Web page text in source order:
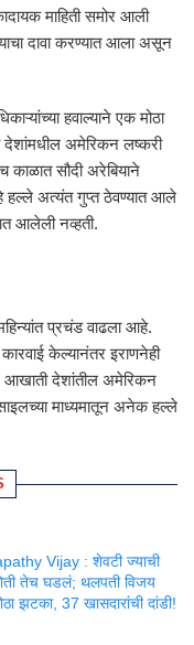
माहिती समोर आली
दावा करण्यात आला असून
हवाल्याने एक मोठा
देशांमधील अमेरिकन लष्करी
काळात सौदी अरेबियाने
हल्ले अत्यंत गुप्त ठेवण्यात आले
आलेली नव्हती.
प्रचंड वाढला आहे.
केल्यानंतर इराणनेही
आखाती देशांतील अमेरिकन
माध्यमातून अनेक हल्ले
Vijay : शेवटी ज्याची
तेच घडलं; थलपती विजय
झटका, 37 खासदारांची दांडी!